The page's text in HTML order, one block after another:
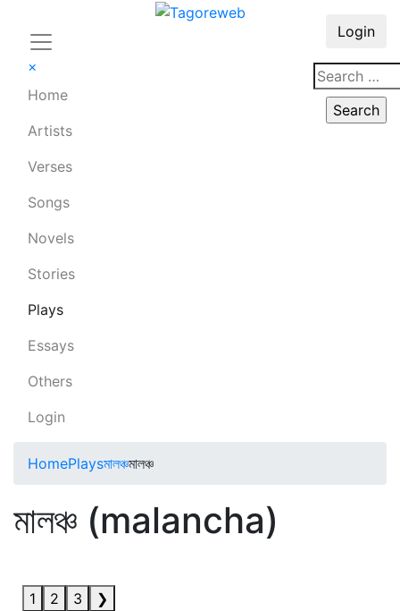
×
Home
Artists
Verses
Songs
Novels
Stories
Plays
Essays
Others
Login
Login
HomePlaysমালঞ্চমালঞ্চ
মালঞ্চ (malancha)
1 2 3 ❯